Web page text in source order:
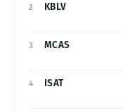
2 KBLV
3 MCAS
4 ISAT